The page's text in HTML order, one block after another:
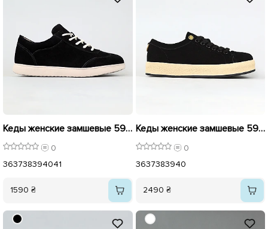
Кеды женские замшевые 594782 Черные
0
363738394041
1590 ₴
Кеды женские замшевые 594337 Черные
0
3637383940
2490 ₴